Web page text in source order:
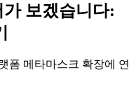
보겠습니다:
폼 메타마스크 확장에 연